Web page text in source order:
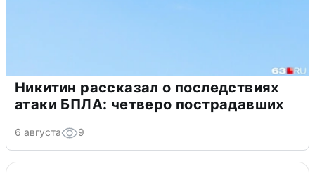
Никитин рассказал о последствиях
атаки БПЛА: четверо пострадавших
6 августа 9